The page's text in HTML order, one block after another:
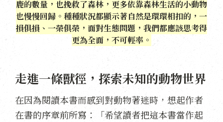
鹿的數量，也挽救了森林，更多依靠森林生活的小動物
也慢慢回歸。 種種狀況都顯示著自然是環環相扣的，一
損俱損、一榮俱榮，面對生態問題，我們都應該思考得
更為全面，不可輕率。
走進一條獸徑，探索未知的動物世界
在因為閱讀本書而感到對動物著迷時，想起作者
在書的序章前所寫：「希望讀者把這本書當作起